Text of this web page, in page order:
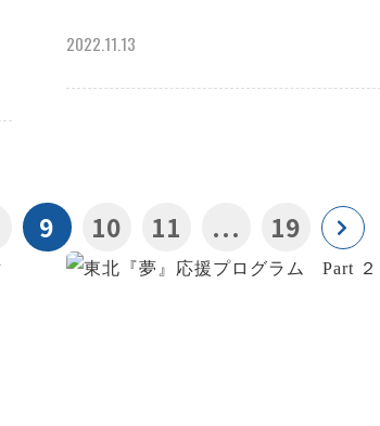
2022.11.13
9 10 11 ... 19